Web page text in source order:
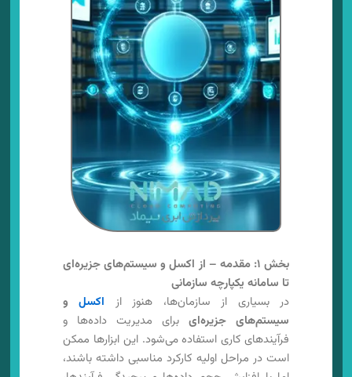
بخش ۱: مقدمه – از اکسل و سیستم‌های جزیره‌ای
تا سامانه یکپارچه سازمانی
در بسیاری از سازمان‌ها، هنوز از اکسلو
سیستم‌های جزیره‌ایبرای مدیریت داده‌ها و
فرآیندهای کاری استفاده می‌شود. این ابزارها ممکن
است در مراحل اولیه کارکرد مناسبی داشته باشند،